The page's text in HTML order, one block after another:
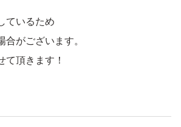
ているため
合がございます。
て頂きます！
返品、返金はお断りします。